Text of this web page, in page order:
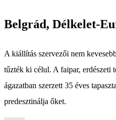
Belgrád, Délkelet-
A kiállítás szervezői nem
tűzték ki célul. A faipar, erdészeti
ágazatban szerzett 35 éves
predesztinálja őket.